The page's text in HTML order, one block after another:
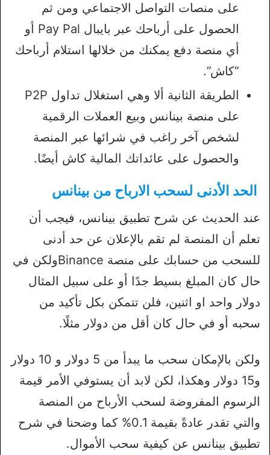
على منصات التواصل الاجتماعي ومن ثم
الحصول على أرباحك عبر بايبال Pay Pal أو
أي منصة دفع يمكنك من خلالها استلام أرباحك
“كاش”.
الطريقة الثانية ألا وهي استغلال تداول P2P
على منصة بينانس وبيع العملات الرقمية
لشخص آخر راغب في شرائها عبر المنصة
والحصول على عائداتك المالية كاش أيضًا.
الحد الأدنى لسحب الارباح من بينانس
عند الحديث عن شرح تطبيق بينانس، فيجب أن
تعلم أن المنصة لم تقم بالإعلان عن حد أدنى
للسحب من حسابك على منصة Binanceولكن في
حال كان المبلغ بسيط جدًا أو على سبيل المثال
دولار واحد او اثنين، فلن تتمكن بكل تأكيد من
سحبه أو في حال كان أقل من دولار مثلًا.
ولكن بالإمكان سحب ما يبدأ من 5 دولار و 10 دولار
و15 دولار وهكذا، لكن لابد أن يستوفي الأمر قيمة
الرسوم المفروضة لسحب الأرباح من المنصة
والتي تقدر عادةً بقيمة 0.1% كما وضحنا في شرح
تطبيق بينانس عن كيفية سحب الأموال.